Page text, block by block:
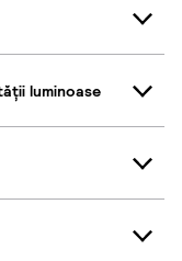
luminoase